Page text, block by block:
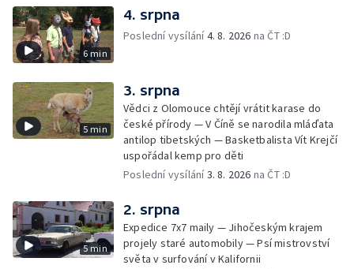
6 min
4. srpna
Poslední vysílání4. 8. 2026 na ČT :D
5 min
3. srpna
Vědci z Olomouce chtějí vrátit karase do
české přírody — V Číně se narodila mláďata
antilop tibetských — Basketbalista Vít Krejčí
uspořádal kemp pro děti
Poslední vysílání3. 8. 2026 na ČT :D
5 min
2. srpna
Expedice 7x7 maily — Jihočeským krajem
projely staré automobily — Psí mistrovství
světa v surfování v Kalifornii